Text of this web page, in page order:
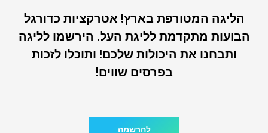
הליגה המטורפת בארץ! אטרקציות כדורגל
הבועות מתקדמת לליגת העל. הירשמו לליגה
ותבחנו את היכולות שלכם! ותוכלו לזכות
בפרסים שווים!
להרשמה